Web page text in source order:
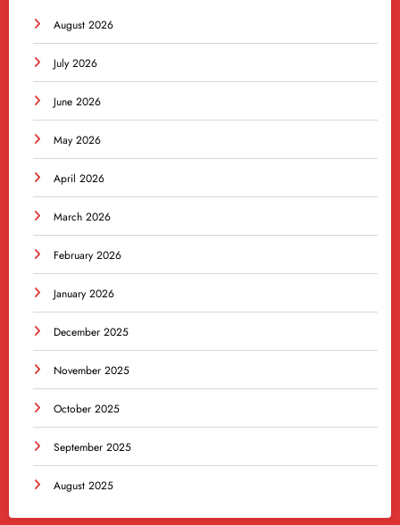
August 2026
July 2026
June 2026
May 2026
April 2026
March 2026
February 2026
January 2026
December 2025
November 2025
October 2025
September 2025
August 2025